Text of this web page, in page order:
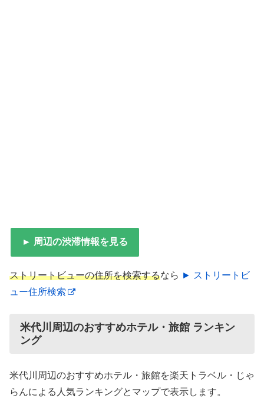
► 周辺の渋滞情報を見る
ストリートビューの住所を検索するなら ► ストリートビ
ュー住所検索
米代川周辺のおすすめホテル・旅館 ランキン
ング
米代川周辺のおすすめホテル・旅館を楽天トラベル・じゃ
らんによる人気ランキングとマップで表示します。